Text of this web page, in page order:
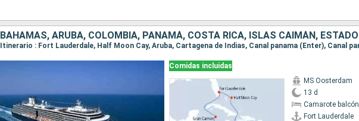
Comidas incluidas
MS Oosterdam
13 d
Camarote balcón
Fort Lauderdale